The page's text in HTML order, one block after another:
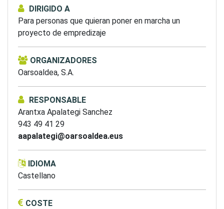
DIRIGIDO A
Para personas que quieran poner en marcha un
proyecto de empredizaje
ORGANIZADORES
Oarsoaldea, S.A.
RESPONSABLE
Arantxa Apalategi Sanchez
943 49 41 29
aapalategi@oarsoaldea.eus
IDIOMA
Castellano
COSTE